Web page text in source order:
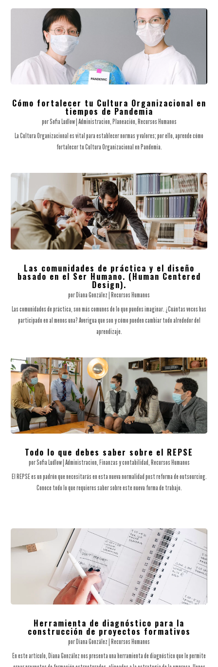
Cómo fortalecer tu Cultura Organizacional en
tiempos de Pandemia
porSofia Ludlow|Administracion,Planeación,Recursos Humanos
La Cultura Organizacional es vital para establecer normas y valores; por ello, aprende cómo
fortalecer tu Cultura Organizacional en Pandemia.
Las comunidades de práctica y el diseño
basado en el Ser Humano. (Human Centered
Design).
porDiana González |Recursos Humanos
Las comunidades de práctica, son más comunes de lo que puedes imaginar. ¿Cuántas veces has
participado en al menos una? Averigua que son y cómo pueden cambiar todo alrededor del
aprendizaje.
Todo lo que debes saber sobre el REPSE
porSofia Ludlow|Administracion,Finanzas y contabilidad,Recursos Humanos
El REPSE es un padrón que necesitarás en esta nueva normalidad post reforma de outsourcing.
Conoce todo lo que requieres saber sobre este nueva forma de trabajo.
Herramienta de diagnóstico para la
construcción de proyectos formativos
porDiana González |Recursos Humanos
En este artículo, Diana González nos presenta una herramienta de diagnóstico que le permite